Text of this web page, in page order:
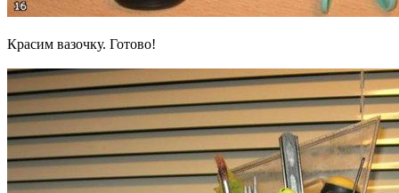
Красим вазочку. Готово!